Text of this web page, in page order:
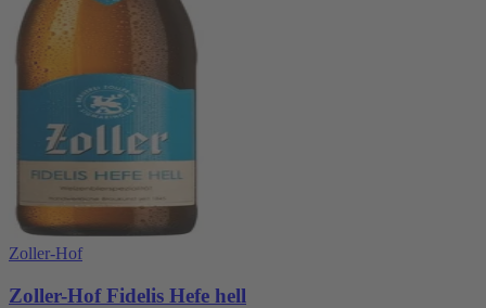
Zoller-Hof
Zoller-Hof Fidelis Hefe hell